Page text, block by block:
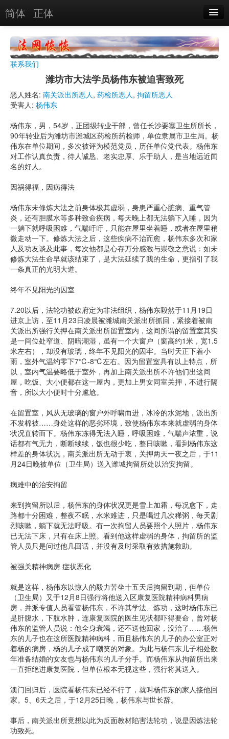
简体 正体
恶报实例
恶人单位
搜索
联系我们
潍坊市大法学员杨伟东被迫害致死
恶人姓名: 南关派出所恶人, 药检所恶人, 拘留所恶人
受害人: 杨伟东
杨伟东，男，54岁，正团级转业干部，曾任长沙要塞卫生所所长，
90年转业后为潍坊市潍城区药检所药检师，单位隶属市卫生局。杨
伟东在单位期间，多次被评为模范党员，历任单位党代表。杨伟东
对工作认真负责，待人诚恳、老实忠厚、乐于助人，是当地远近闻
名的好人。
因祸得福，因病得法
杨伟东未修炼大法之前身体极其虚弱，身患严重心脏病、重气管
炎，还有胆膜水等多种致命疾病，每天晚上都无法躺下入睡，因为
一躺下就呼吸困难，气喘吁吁，只能在屋里坐着睡，或者在屋里稍
微走动一下。修炼大法之后，这些疾病不治而愈，杨伟东多次和家
人及功友谈及此事，每次他都是心存万分感激与崇敬之意说：如未
修炼大法生命早就该结束了，是大法延续了我的生命，更指引了我
一条真正的光明大道。
终年不见阳光的囚室
7.20以后，法轮功被政府定为非法组织，杨伟东毅然于11月19日
进京上访，至11月23日凌晨被潍城南关派出所抓回，紧接着被南
关派出所强行关押在南关派出所留置室内，这间所谓的留置室其实
是一间位处窄道、阴暗潮湿，虽有一个大窗户（窗高约1米，宽1.5
米左右），却没有玻璃，终年不见阳光的囚牢。当时天正下着小
雨，室外气温约零下7℃-8℃左右。因为留置室具有以上特点，所
以，室内气温要略低于室外，再加上南关派出所不许他们出这间
屋，吃饭、大小便都在这一屋内，更加上男女同室关押，不进行隔
音，所以大小便时十分尴尬。
在留置室，风从无玻璃的窗户外呼啸而进，冰冷的水泥地，派出所
不发棉被……身处这样的恶劣环境，致使杨伟东本来就虚弱的身体
状况直转而下。杨伟东冻得无法入睡，呼吸困难，气喘声浓重，说
话都有气无力，断断续续，饭也很少吃，整日咳嗽，看到杨伟东这
样差的身体状况，南关派出所无动于衷，关押两天一夜之后，于11
月24日晚被单位（卫生局）送入潍城拘留所处以治安拘留。
病难中的治安拘留
来到拘留所以后，杨伟东的身体状况更是雪上加霜，每况愈下，走
路都十分困难，整夜不眠，水米难进，只是喝过几次稀粥，每天剧
烈咳嗽，躺下就无法呼吸。有一次拘留人员要照个人照片，杨伟东
已无法下床，只有在床上照。看到他这样虚弱的身体，拘留所的监
管人员只是问过他几回话，并没有及时采取有效措施救助。
被强关精神病房 症状恶化
就是这样，杨伟东以惊人的毅力苦坐十五天后拘留到期，但单位
（卫生局）又于12月8日强行将他送入区康复医院精神病科男病
房，并派专值人员看管杨伟东，不许其学法、炼功，这时杨伟东已
是肝腹水，下肢水肿，连康复医院的医生见状都吓得要命，曾对杨
伟东的监管人员说：他全身衰竭，还不送他回家，没治了……杨伟
东的儿子也在这所医院精神病科，而且杨伟东的儿子的办公室正对
着杨的病房，杨的儿子成了嘲笑的对象。为此与杨伟东儿子相处数
年准备结婚的女友也与杨伟东的儿子分手。而杨伟东从拘留所出来
一直拒绝进康复医院，但单位根本无视这些，强行将其送入。
澳门回归后，医院看杨伟东已经不行了，就叫杨伟东的家人接他回
家。5、6天之后，于12月25日晚，杨伟东与世长辞。
事后，南关派出所竟想以此为反面教材陷害法轮功，说是因炼法轮
功致死。